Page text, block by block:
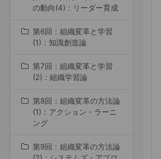
の動向(4)：リーダー育成
第6回：組織変革と学習
(1)：知識創造論
第7回：組織変革と学習
(2)：組織学習論
第8回：組織変革の方法論
(1)：アクション・ラーニ
ング
第9回：組織変革の方法論